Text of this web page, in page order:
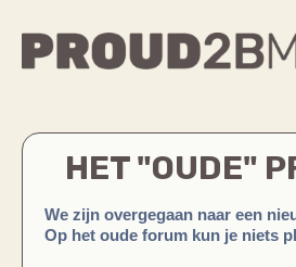
HET "OUDE"
We zijn overgegaan naar een
Op het oude forum kun je niets